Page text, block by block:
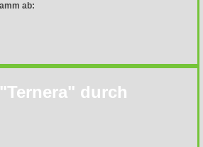
ab:
durch